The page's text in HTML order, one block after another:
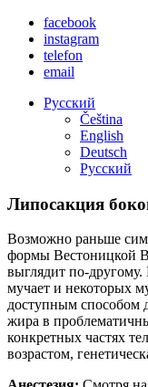
facebook
instagram
telefon
email
Русский
Čeština
English
Deutsch
Русский
Липосакция
Возможно раньше
формы Вестоницкой
выглядит по-
мучает и некоторых
доступным способом
жира в
конкретных частях
возрастом,